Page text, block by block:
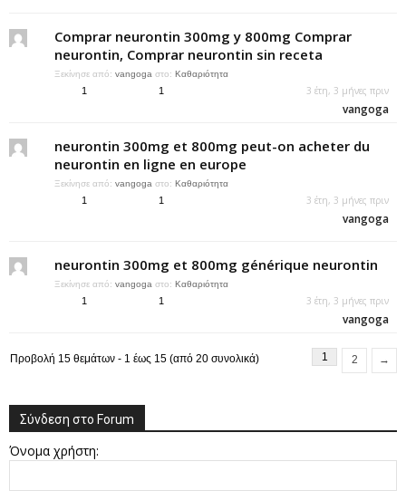
Comprar neurontin 300mg y 800mg Comprar
neurontin, Comprar neurontin sin receta
Ξεκίνησε από: vangoga στο: Καθαριότητα
1 1 3 έτη, 3 μήνες πριν
vangoga
neurontin 300mg et 800mg peut-on acheter du
neurontin en ligne en europe
Ξεκίνησε από: vangoga στο: Καθαριότητα
1 1 3 έτη, 3 μήνες πριν
vangoga
neurontin 300mg et 800mg générique neurontin
Ξεκίνησε από: vangoga στο: Καθαριότητα
1 1 3 έτη, 3 μήνες πριν
vangoga
Προβολή 15 θεμάτων - 1 έως 15 (από 20 συνολικά) 1 2 →
Σύνδεση στο Forum
Όνομα χρήστη: